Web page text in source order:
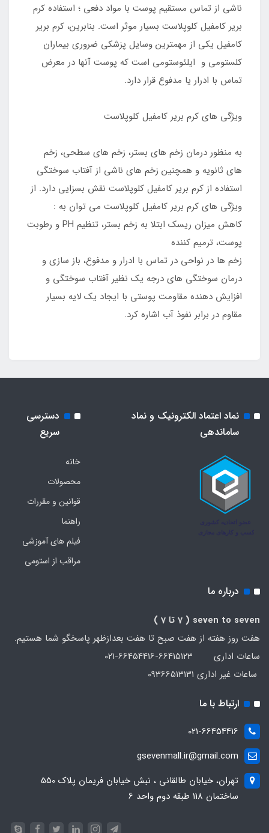
ناشی از تماس مستقیم پوست با مواد دفعی ؛ استفاده کرم
بریر کامفیل کلوپلاست بسیار موثر است. بنابرین، کرم بریر
کامفیل یکی از مهمترین وسایل پزشکی ضروری بیماران
کلستومی و ایلئوستومی است که پوست آنها در معرض
تماس با ادرار یا مدفوع قرار دارد.
ویژگی های کرم بریر کامفیل کلوپلاست
به منظور درمان زخم های بستر، زخم های سطحی، زخم
های ثانویه و همچنین زخم های ناشی از آفتاب سوختگی
استفاده از کرم بریر کامفیل کلوپلاست نقش بسزایی دارد. از
ویژگی های کرم بریر کامفیل کلوپلاست می توان به :
کاهش میزان ریسک ابتلا به زخم بستر، تنظیم PH و رطوبت
پوست، ترمیم کننده
زخم ها در نواحی در تماس با ادرار و مدفوع، باز سازی و
درمان سوختگی های درجه یک نظیر آفتاب سوختگی و
افزایش دهنده مقاومت پوستی با ایجاد یک لایه بسیار
مقاوم در برابر نفوذ آب اشاره کرد.
نماد اعتماد الکترونیک و نماد
ساماندهی
دسترسی
سریع
خانه
محصولات
قوانین و مقررات
راهنما
فیلم های آموزشی
مراقب از استومی
درباره ما
seven to seven ( 7 تا 7 )
هفت روز هفته از هفت صبح تا هفت بعدازظهر پاسخگو شما هستیم.
ساعات اداری 66415123-66454416-021
ساعات غیر اداری 09366513131
ارتباط با ما
021-66454416
gsevenmall.ir@gmail.com
تهران، خیابان طالقانی ، نبش خیابان فریمان پلاک 550
ساختمان 118 طبقه دوم واحد 6